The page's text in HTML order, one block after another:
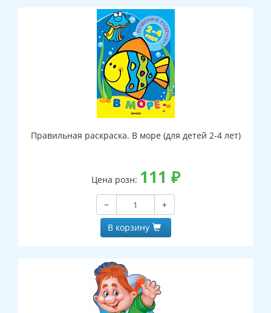
Правильная раскраска. В море (для детей 2-4 лет)
Цена розн: 111 ₽
−
+
В корзину